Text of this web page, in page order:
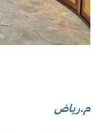
م.رياض